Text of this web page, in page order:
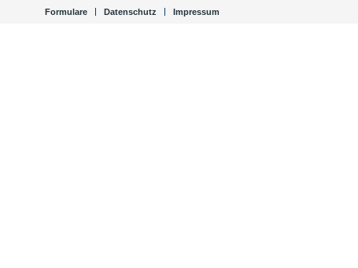
Formulare Datenschutz Impressum